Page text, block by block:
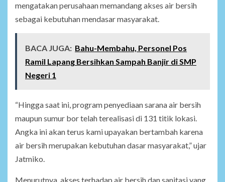
mengatakan perusahaan memandang akses air bersih
sebagai kebutuhan mendasar masyarakat.
BACA JUGA: Bahu-Membahu, Personel Pos
Ramil Lapang Bersihkan Sampah Banjir di SMP
Negeri 1
“Hingga saat ini, program penyediaan sarana air bersih
maupun sumur bor telah terealisasi di 131 titik lokasi.
Angka ini akan terus kami upayakan bertambah karena
air bersih merupakan kebutuhan dasar masyarakat,” ujar
Jatmiko.
Menurutnya, akses terhadap air bersih dan sanitasi yang